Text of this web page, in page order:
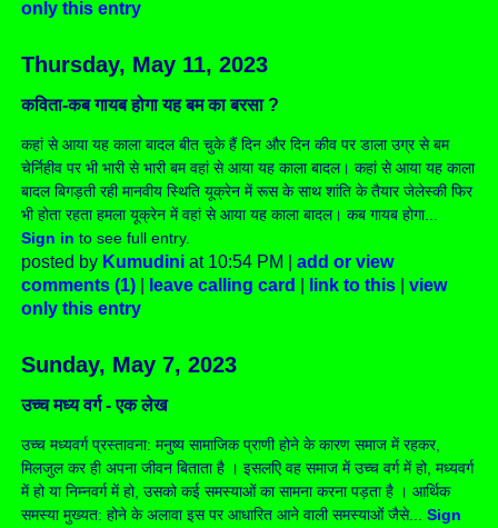
only this entry
Thursday, May 11, 2023
कविता-कब गायब होगा यह बम का बरसा ?
कहां से आया यह काला बादल बीत चुके हैं दिन और दिन कीव पर डाला उग्र से बम
चेर्निहीव पर भी भारी से भारी बम वहां से आया यह काला बादल। कहां से आया यह काला
बादल बिगड़ती रही मानवीय स्थिति यूक्रेन में रूस के साथ शांति के तैयार जेलेस्की फिर
भी होता रहता हमला यूक्रेन में वहां से आया यह काला बादल। कब गायब होगा...
Sign in to see full entry.
posted by Kumudini at 10:54 PM |add or view
comments (1)
leave calling card link to this |view
only this entry
Sunday, May 7, 2023
उच्च मध्य वर्ग - एक लेख
उच्च मध्यवर्ग प्रस्तावना: मनुष्य सामाजिक प्राणी होने के कारण समाज में रहकर,
मिलजुल कर ही अपना जीवन बिताता है । इसलएि वह समाज में उच्च वर्ग में हो, मध्यवर्ग
में हो या निम्नवर्ग में हो, उसको कई समस्याओं का सामना करना पड़ता है । आर्थिक
समस्या मुख्यत: होने के अलावा इस पर आधारित आने वाली समस्याओं जैसे...Sign